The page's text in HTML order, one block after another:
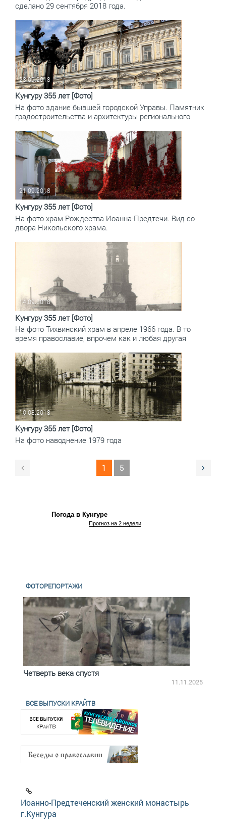
сделано 29 сентября 2018 года.
28.09.2018
Кунгуру 355 лет [Фото]
На фото здание бывшей городской Управы. Памятник
градостроительства и архитектуры регионального
21.09.2018
Кунгуру 355 лет [Фото]
На фото храм Рождества Иоанна-Предтечи. Вид со
двора Никольского храма.
14.09.2018
Кунгуру 355 лет [Фото]
На фото Тихвинский храм в апреле 1966 года. В то
время православие, впрочем как и любая другая
10.08.2018
Кунгуру 355 лет [Фото]
На фото наводнение 1979 года
1 5
Погода в Кунгуре
Прогноз на 2 недели
ФОТОРЕПОРТАЖИ
Четверть века спустя
11.11.2025
ВСЕ ВЫПУСКИ КРАЙТВ
Иоанно-Предтеченский женский монастырь
г.Кунгура